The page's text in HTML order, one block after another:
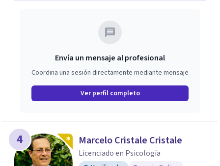
Envía un mensaje al profesional
Coordina una sesión directamente mediante mensaje
Ver perfil completo
4 Marcelo Cristale Cristale
Licenciado en Psicología